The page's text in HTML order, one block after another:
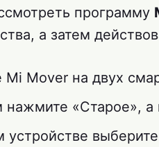
программу
а затем
Mi Mover на двух
нажмите «Старое»,
устройстве